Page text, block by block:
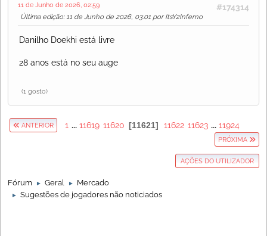
#174314
11 de Junho de 2026, 02:59
Última edição: 11 de Junho de 2026, 03:01 por ItsY2Inferno
Danilho Doekhi está livre
28 anos está no seu auge
(1 gosto)
ANTERIOR 1 ... 11619 11620 11621 11622 11623 ... 11924
PRÓXIMA
AÇÕES DO UTILIZADOR
Fórum ► Geral ► Mercado
► Sugestões de jogadores não noticiados